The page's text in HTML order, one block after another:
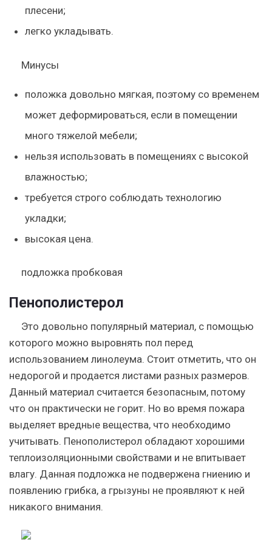
плесени;
легко укладывать.
Минусы
положка довольно мягкая, поэтому со временем
может деформироваться, если в помещении
много тяжелой мебели;
нельзя использовать в помещениях с высокой
влажностью;
требуется строго соблюдать технологию
укладки;
высокая цена.
подложка пробковая
Пенополистерол
Это довольно популярный материал, с помощью
которого можно выровнять пол перед
использованием линолеума. Стоит отметить, что он
недорогой и продается листами разных размеров.
Данный материал считается безопасным, потому
что он практически не горит. Но во время пожара
выделяет вредные вещества, что необходимо
учитывать. Пенополистерол обладают хорошими
теплоизоляционными свойствами и не впитывает
влагу. Данная подложка не подвержена гниению и
появлению грибка, а грызуны не проявляют к ней
никакого внимания.